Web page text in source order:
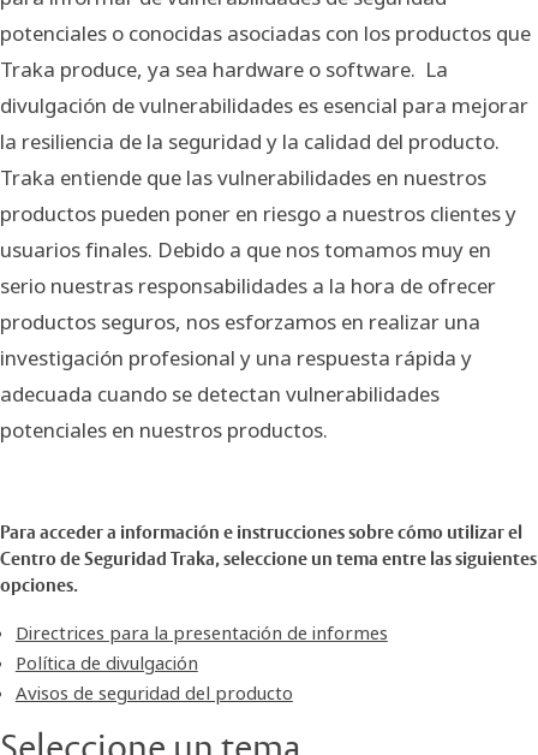
potenciales o conocidas asociadas con los productos que
Traka produce, ya sea hardware o software. La
divulgación de vulnerabilidades es esencial para mejorar
la resiliencia de la seguridad y la calidad del producto.
Traka entiende que las vulnerabilidades en nuestros
productos pueden poner en riesgo a nuestros clientes y
usuarios finales. Debido a que nos tomamos muy en
serio nuestras responsabilidades a la hora de ofrecer
productos seguros, nos esforzamos en realizar una
investigación profesional y una respuesta rápida y
adecuada cuando se detectan vulnerabilidades
potenciales en nuestros productos.
Para acceder a información e instrucciones sobre cómo utilizar el
Centro de Seguridad Traka, seleccione un tema entre las siguientes
opciones.
Directrices para la presentación de informes
Política de divulgación
Avisos de seguridad del producto